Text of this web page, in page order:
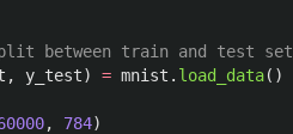
, y_test) = mnist . load_data()
, 784)